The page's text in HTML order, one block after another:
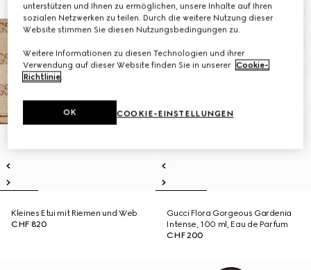
Kleines Etui mit Riemen und Web
CHF 820
Gucci Flora Gorgeous Gardenia
Intense, 100 ml, Eau de Parfum
CHF 200
unterstützen und Ihnen zu ermöglichen, unsere Inhalte auf Ihren
sozialen Netzwerken zu teilen. Durch die weitere Nutzung dieser
Website stimmen Sie diesen Nutzungsbedingungen zu.
Weitere Informationen zu diesen Technologien und ihrer
Verwendung auf dieser Website finden Sie in unserer Cookie-
Richtlinie.
COOKIE-EINSTELLUNGEN
OK